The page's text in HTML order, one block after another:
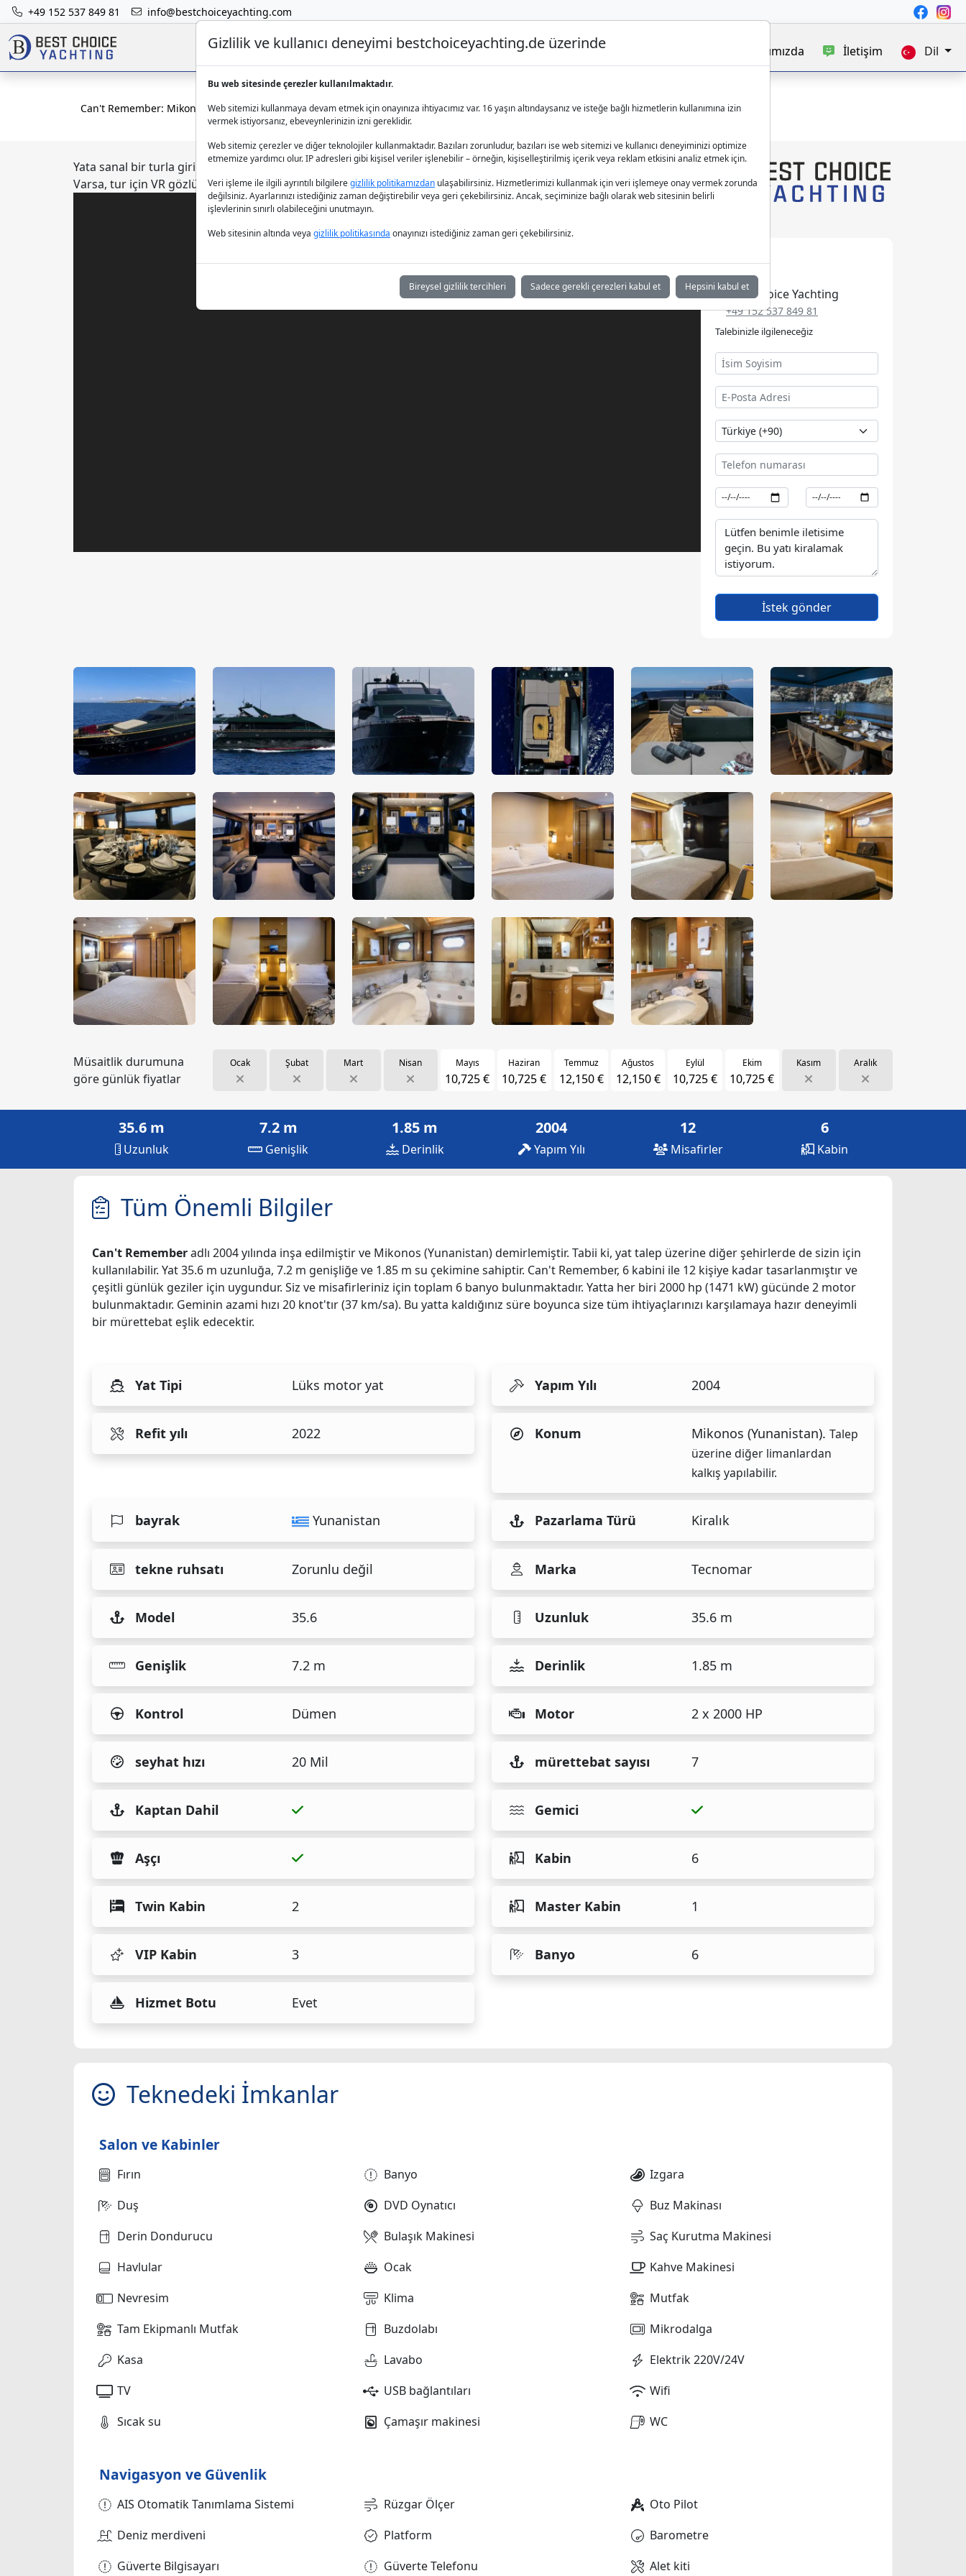
+49 152 537 849 81 info@bestchoiceyachting.com
Lüks Yat Charter Yat Kiralama Hakkımızda İletişim Dil
Can't Remember: Mikonos'ta 36 Metre Lüks Motoryat
Yata sanal bir turla girin.
Varsa, tur için VR gözlüklerinizi de kullanabilirsiniz.
Best Choice Yachting
+49 152 537 849 81
Talebinizle ilgileneceğiz
İstek gönder
Müsaitlik durumuna
göre günlük fiyatlar
Ocak Şubat Mart Nisan Mayıs
10,725 €
Haziran
10,725 €
Temmuz
12,150 €
Ağustos
12,150 €
Eylül
10,725 €
Ekim
10,725 €
Kasım Aralık
35.6 m
Uzunluk
7.2 m
Genişlik
1.85 m
Derinlik
2004
Yapım Yılı
12
Misafirler
6
Kabin
Tüm Önemli Bilgiler
Can't Rememberadlı 2004 yılında inşa edilmiştir ve Mikonos (Yunanistan) demirlemiştir. Tabii ki, yat talep üzerine diğer şehirlerde de sizin için
kullanılabilir. Yat 35.6 m uzunluğa, 7.2 m genişliğe ve 1.85 m su çekimine sahiptir. Can't Remember, 6 kabini ile 12 kişiye kadar tasarlanmıştır ve
çeşitli günlük geziler için uygundur. Siz ve misafirleriniz için toplam 6 banyo bulunmaktadır. Yatta her biri 2000 hp (1471 kW) gücünde 2 motor
bulunmaktadır. Geminin azami hızı 20 knot'tır (37 km/sa). Bu yatta kaldığınız süre boyunca size tüm ihtiyaçlarınızı karşılamaya hazır deneyimli
bir mürettebat eşlik edecektir.
Yat Tipi Lüks motor yat Yapım Yılı 2004
Refit yılı 2022 Konum Mikonos (Yunanistan). Talep
üzerine diğer limanlardan
kalkış yapılabilir.
bayrak Yunanistan Pazarlama Türü Kiralık
tekne ruhsatı Zorunlu değil Marka Tecnomar
Model 35.6 Uzunluk 35.6 m
Genişlik 7.2 m Derinlik 1.85 m
Kontrol Dümen Motor 2 x 2000 HP
seyhat hızı 20 Mil mürettebat sayısı 7
Kaptan Dahil Gemici
Aşçı Kabin 6
Twin Kabin 2 Master Kabin 1
VIP Kabin 3 Banyo 6
Hizmet Botu Evet
Teknedeki İmkanlar
Salon ve Kabinler
Fırın Banyo
Izgara
Duş
DVD Oynatıcı
Buz Makinası
Derin Dondurucu
Bulaşık Makinesi
Saç Kurutma Makinesi
Havlular
Ocak
Kahve Makinesi
Nevresim
Klima
Mutfak
Tam Ekipmanlı Mutfak
Buzdolabı
Mikrodalga
Kasa
Lavabo
Elektrik 220V/24V
TV
USB bağlantıları
Wifi
Sıcak su
Çamaşır makinesi WC
Navigasyon ve Güvenlik
AIS Otomatik Tanımlama Sistemi Rüzgar Ölçer
Oto Pilot
Deniz merdiveni
Platform
Barometre
Güverte Bilgisayarı
Güverte Telefonu Alet kiti
Gizlilik ve kullanıcı deneyimi bestchoiceyachting.de üzerinde
Bu web sitesinde çerezler kullanılmaktadır.
Web sitemizi kullanmaya devam etmek için onayınıza ihtiyacımız var. 16 yaşın altındaysanız ve isteğe bağlı hizmetlerin kullanımına izin
vermek istiyorsanız, ebeveynlerinizin izni gereklidir.
Web sitemiz çerezler ve diğer teknolojiler kullanmaktadır. Bazıları zorunludur, bazıları ise web sitemizi ve kullanıcı deneyiminizi optimize
etmemize yardımcı olur. IP adresleri gibi kişisel veriler işlenebilir – örneğin, kişiselleştirilmiş içerik veya reklam etkisini analiz etmek için.
Veri işleme ile ilgili ayrıntılı bilgileregizlilik politikamızdan ulaşabilirsiniz. Hizmetlerimizi kullanmak için veri işlemeye onay vermek zorunda
değilsiniz. Ayarlarınızı istediğiniz zaman değiştirebilir veya geri çekebilirsiniz. Ancak, seçiminize bağlı olarak web sitesinin belirli
işlevlerinin sınırlı olabileceğini unutmayın.
Web sitesinin altında veya gizlilik politikasında onayınızı istediğiniz zaman geri çekebilirsiniz.
Bireysel gizlilik tercihleri Sadece gerekli çerezleri kabul et Hepsini kabul et